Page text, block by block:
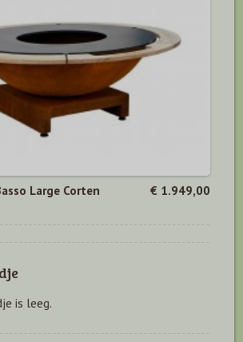
Large Corten € 1.949,00
is leeg.